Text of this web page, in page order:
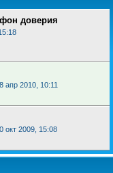
доверия
апр 2010, 10:11
окт 2009, 15:08